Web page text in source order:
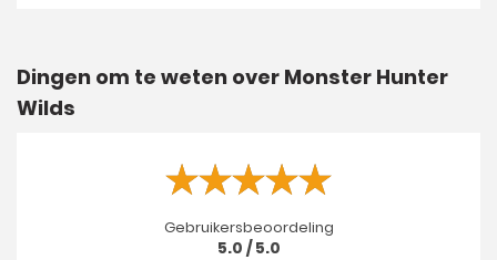
Dingen om te weten over Monster Hunter
Wilds
Gebruikersbeoordeling
5.0 / 5.0